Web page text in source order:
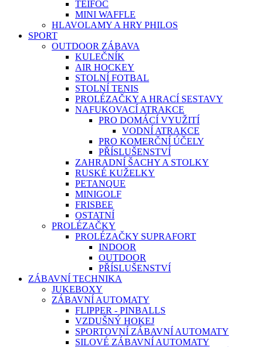
TEIFOC
MINI WAFFLE
HLAVOLAMY A HRY PHILOS
SPORT
OUTDOOR ZÁBAVA
KULEČNÍK
AIR HOCKEY
STOLNÍ FOTBAL
STOLNÍ TENIS
PROLÉZAČKY A HRACÍ SESTAVY
NAFUKOVACÍ ATRAKCE
PRO DOMÁCÍ VYUŽITÍ
VODNÍ ATRAKCE
PRO KOMERČNÍ ÚČELY
PŘÍSLUŠENSTVÍ
ZAHRADNÍ ŠACHY A STOLKY
RUSKÉ KUŽELKY
PETANQUE
MINIGOLF
FRISBEE
OSTATNÍ
PROLÉZAČKY
PROLÉZAČKY SUPRAFORT
INDOOR
OUTDOOR
PŘÍSLUŠENSTVÍ
ZÁBAVNÍ TECHNIKA
JUKEBOXY
ZÁBAVNÍ AUTOMATY
FLIPPER - PINBALLS
VZDUŠNÝ HOKEJ
SPORTOVNÍ ZÁBAVNÍ AUTOMATY
SILOVÉ ZÁBAVNÍ AUTOMATY